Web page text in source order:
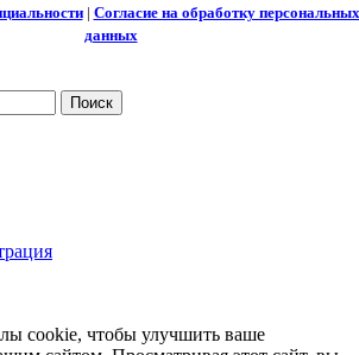
| Согласие на обработку персональных
данных
Поиск
cookie, чтобы улучшить ваше